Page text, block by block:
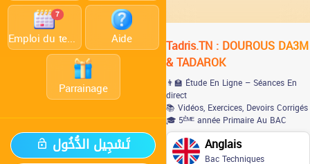
Emploi du temps
7
Aide
Parrainage
تَسْجِيل الدُّخُول
Tadris.TN : DOUROUS DA3M
& TADAROK
👨‍🏫 Étude En Ligne – Séances En
direct
📚 Vidéos, Exercices, Devoirs Corrigés
🎓 5ᴱ̀ᴹᴱ année Primaire Au BAC
Anglais
Bac Techniques